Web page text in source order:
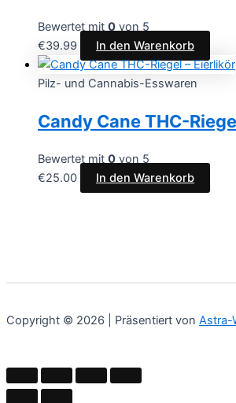
Bewertet mit 0 von 5
€39.99 In den Warenkorb
Pilz- und Cannabis-Esswaren
Candy Cane THC-
Bewertet mit 0 von 5
€25.00 In den Warenkorb
Copyright © 2026 | Präsentiert von Astra-